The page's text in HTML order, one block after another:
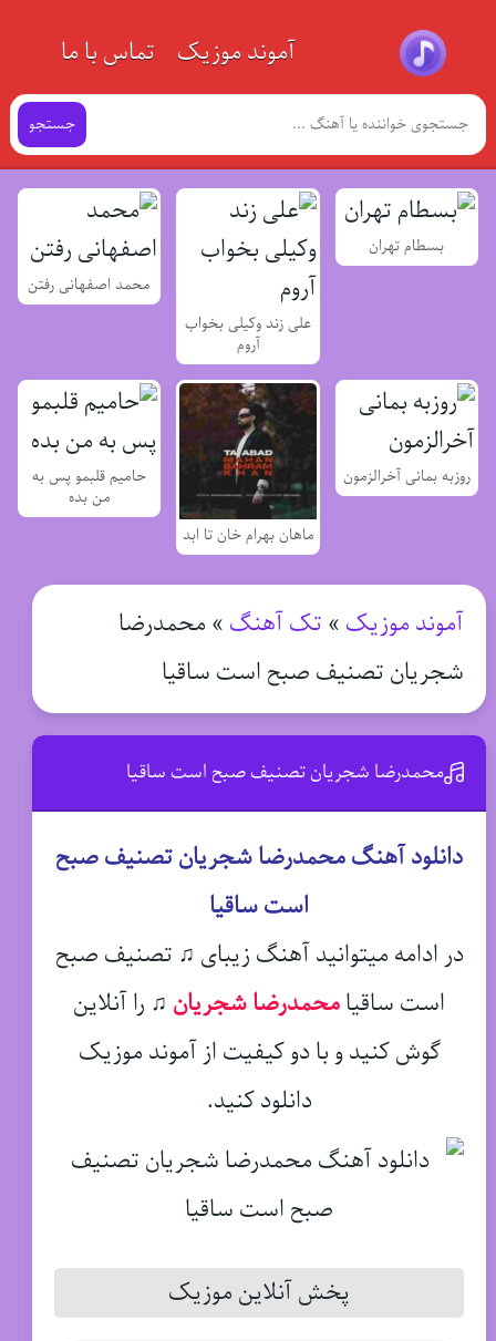
آموند موزیک تماس با ما
جستجو
بسطام تهران
علی زند وکیلی بخواب
آروم
محمد اصفهانی رفتن
روزبه بمانی آخرالزمون
ماهان بهرام خان تا ابد
حامیم قلبمو پس به
من بده
آموند موزیک » تک آهنگ » محمدرضا
شجریان تصنیف صبح است ساقیا
محمدرضا شجریان تصنیف صبح است ساقیا
دانلود آهنگ محمدرضا شجریان تصنیف صبح
است ساقیا
در ادامه میتوانید آهنگ زیبای ♫ تصنیف صبح
است ساقیامحمدرضا شجریان ♫ را آنلاین
گوش کنید و با دو کیفیت از آموند موزیک
دانلود کنید.
پخش آنلاین موزیک